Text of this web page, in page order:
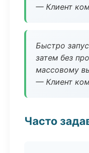
— Клиент
Быстро
затем без
массовому
— Клиент
Часто